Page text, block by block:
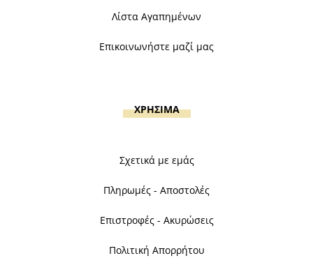
Λίστα Αγαπημένων
Επικοινωνήστε μαζί μας
ΧΡΗΣΙΜΑ
Σχετικά με εμάς
Πληρωμές - Αποστολές
Επιστροφές - Ακυρώσεις
Πολιτική Απορρήτου